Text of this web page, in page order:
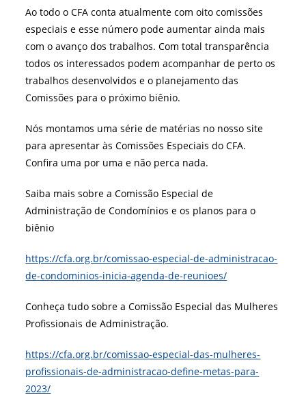
Ao todo o CFA conta atualmente com oito comissões
especiais e esse número pode aumentar ainda mais
com o avanço dos trabalhos. Com total transparência
todos os interessados podem acompanhar de perto os
trabalhos desenvolvidos e o planejamento das
Comissões para o próximo biênio.
Nós montamos uma série de matérias no nosso site
para apresentar às Comissões Especiais do CFA.
Confira uma por uma e não perca nada.
Saiba mais sobre a Comissão Especial de
Administração de Condomínios e os planos para o
biênio
https://cfa.org.br/comissao-especial-de-administracao-
de-condominios-inicia-agenda-de-reunioes/
Conheça tudo sobre a Comissão Especial das Mulheres
Profissionais de Administração.
https://cfa.org.br/comissao-especial-das-mulheres-
profissionais-de-administracao-define-metas-para-
2023/